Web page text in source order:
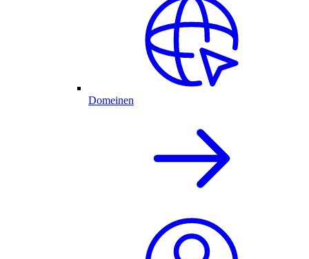
Domeinen